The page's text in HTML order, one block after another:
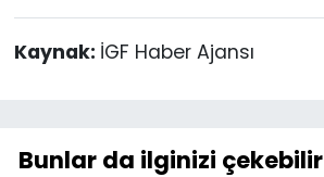
Kaynak: İGF Haber Ajansı
Bunlar da ilginizi çekebilir